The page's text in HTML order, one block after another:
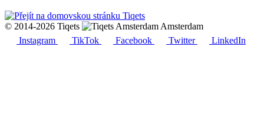
© 2014-2026 Tiqets
Amsterdam
Instagram
TikTok Facebook Twitter LinkedIn